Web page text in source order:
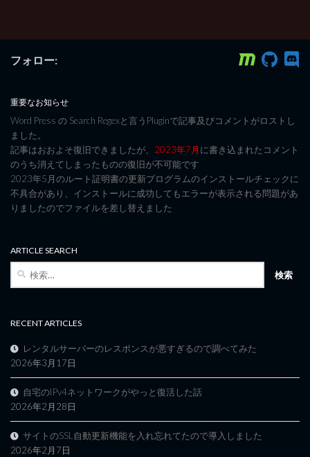
フォロー:
重要なお知らせ
Word Press の Search Regexと言うPluginで記事及びコメントがロストし
ました。
記事はおおよそ復旧できましたが、 2023年7月に書き込まれたコメント
のうち消えてしまったものの復旧が不可能です
2023年5月のルート証明書の更新プログラムのインストールチェックに
不具合があり、インストールに成功してもエラーが表示される問題があ
りましたのでファイルを差し替えました
ARTICLE SEARCH
検
RECENT ARTICLES
レンタルサーバーのレスポンスが悪すぎるので調べてみた
2026年3月17日
自宅のIPv4ネットワークがやっと復活した話
2026年2月28日
サイトのSSL自動更新機能を入れ忘れてたので導入しました
2026年2月7日